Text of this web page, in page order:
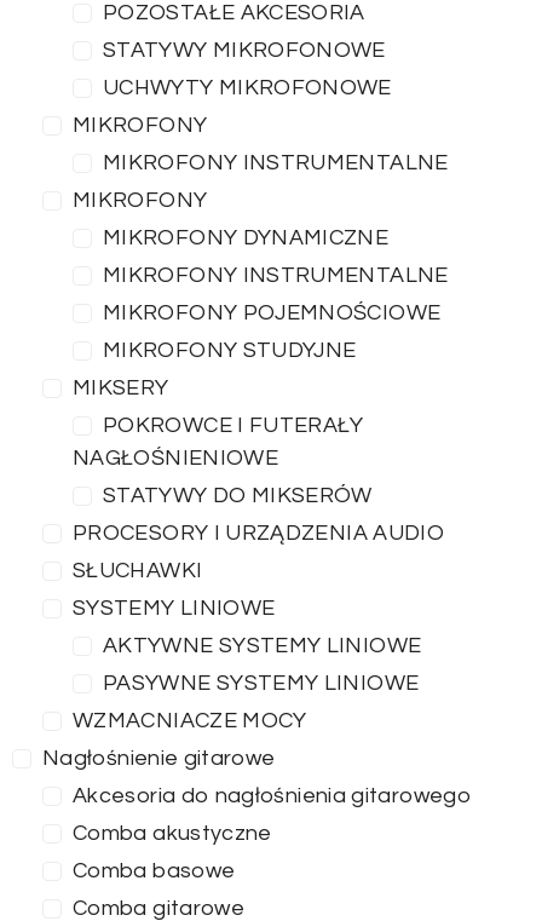
POZOSTAŁE AKCESORIA
STATYWY MIKROFONOWE
UCHWYTY MIKROFONOWE
MIKROFONY
MIKROFONY INSTRUMENTALNE
MIKROFONY
MIKROFONY DYNAMICZNE
MIKROFONY INSTRUMENTALNE
MIKROFONY POJEMNOŚCIOWE
MIKROFONY STUDYJNE
MIKSERY
POKROWCE I FUTERAŁY
NAGŁOŚNIENIOWE
STATYWY DO MIKSERÓW
PROCESORY I URZĄDZENIA AUDIO
SŁUCHAWKI
SYSTEMY LINIOWE
AKTYWNE SYSTEMY LINIOWE
PASYWNE SYSTEMY LINIOWE
WZMACNIACZE MOCY
Nagłośnienie gitarowe
Akcesoria do nagłośnienia gitarowego
Comba akustyczne
Comba basowe
Comba gitarowe